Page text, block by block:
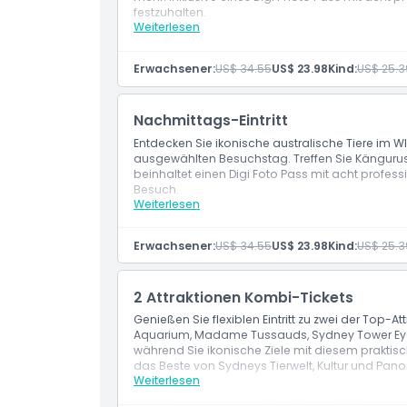
Öffnungszeiten
Dinge, die Sie wissen sollten
Ort
Stornierungsbedingungen
festzuhalten.
Weiterlesen
Leistungen
Digi Photo Pass mit 8 digitalen Fotos
Erwachsener:US$ 34.55US$ 23.98Kind:US$
Nachmittags-Eintritt
Entdecken Sie ikonische australische Tiere im
ausgewählten Besuchstag. Treffen Sie
beinhaltet einen Digi Foto Pass mit acht
Besuch.
Weiterlesen
Leistungen
Digi Foto Pass mit 8 digitalen Fotos
Erwachsener:US$ 34.55US$ 23.98Kind:US$
2 Attraktionen Kombi-Tickets
Genießen Sie flexiblen Eintritt zu zwei der Top-
Aquarium, Madame Tussauds, Sydney Tower
während Sie ikonische Ziele mit diesem
das Beste von Sydneys Tierwelt, Kultur und
Weiterlesen
Leistungen